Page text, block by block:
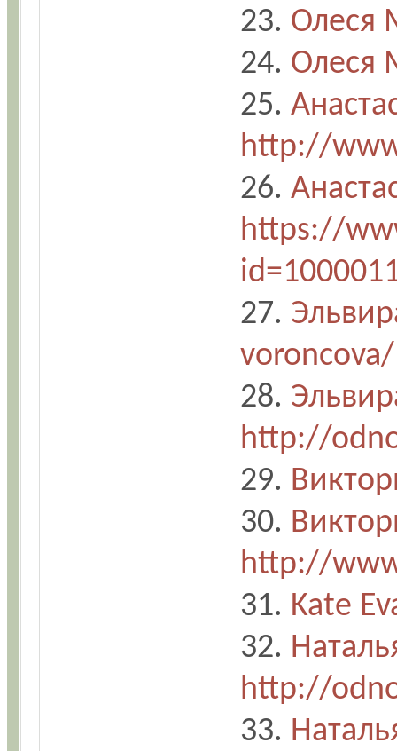
23. Олеся
24. Олеся
25.
http://
26.
https://
27.
voroncova/
28.
http://
29.
30.
http://
31. Kate
32.
http://
33.